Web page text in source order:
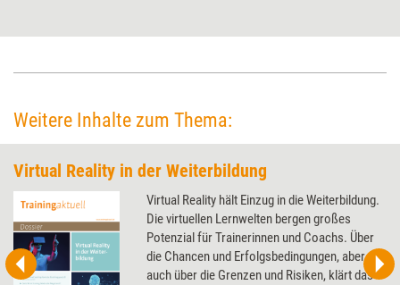
Weitere Inhalte zum Thema:
Virtual Reality in der Weiterbildung
Virtual Reality hält Einzug in die Weiterbildung.
Die virtuellen Lernwelten bergen großes
Potenzial für Trainerinnen und Coachs. Über
die Chancen und Erfolgsbedingungen, aber
auch über die Grenzen und Risiken, klärt das